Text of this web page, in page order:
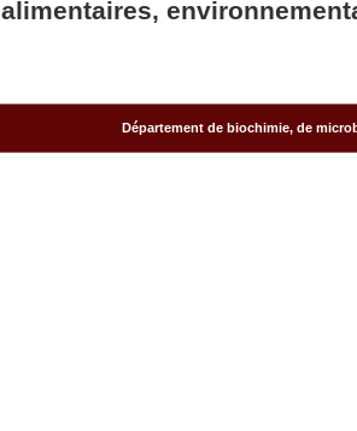
alimentaires,
Département de biochimie, de